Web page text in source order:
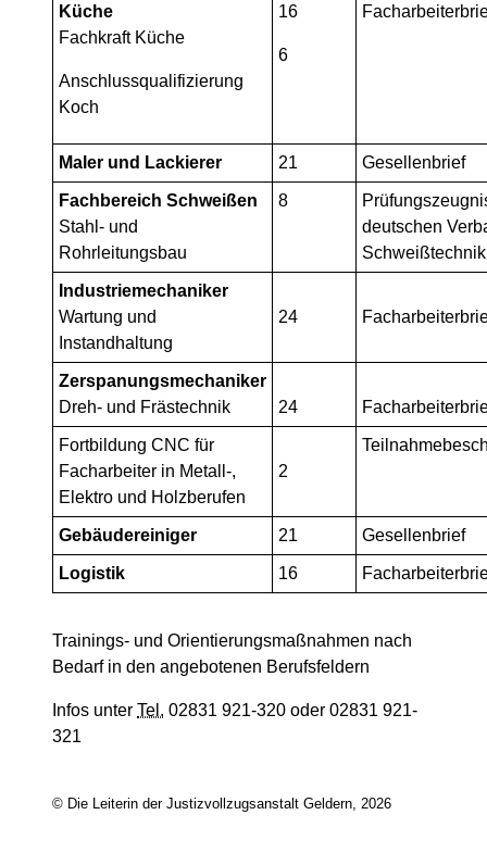
Küche
Fachkraft Küche
Anschlussqualifizierung
Koch
16
6
Maler und Lackierer 21 Gesellenbrief
Fachbereich Schweißen
Stahl- und
Rohrleitungsbau
8
deutschen
Industriemechaniker
Wartung und
Instandhaltung
24
Zerspanungsmechaniker
Dreh- und Frästechnik
24
Fortbildung CNC für
Facharbeiter in Metall-,
Elektro und Holzberufen
2
Gebäudereiniger 21 Gesellenbrief
Logistik 16
Trainings- und Orientierungsmaßnahmen nach
Bedarf in den angebotenen Berufsfeldern
Infos unter Tel. 02831 921-320 oder 02831 921-
321
© Die Leiterin der Justizvollzugsanstalt Geldern, 2026